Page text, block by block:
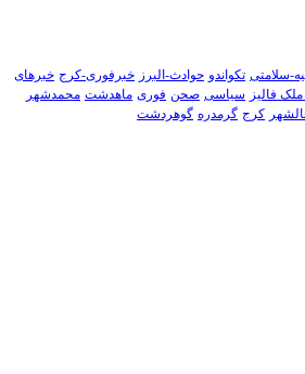
سلامتی تکواندو حوادث-البرز خبرفوری-کرج خبرهای
فالیز سیاسی صحن فوری ماهدشت محمدشهر
کرج گرمدره گوهردشت